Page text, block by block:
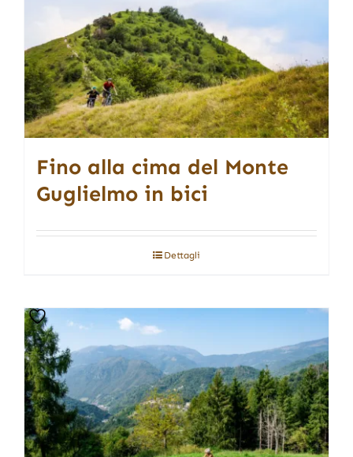
Fino alla cima del Monte
Guglielmo in bici
Dettagli